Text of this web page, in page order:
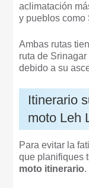
aclimatación
y pueblos como
Ambas rutas
ruta de
debido a su
Itinerario
moto Leh
Para evitar la
que planifiques
moto itinerario.